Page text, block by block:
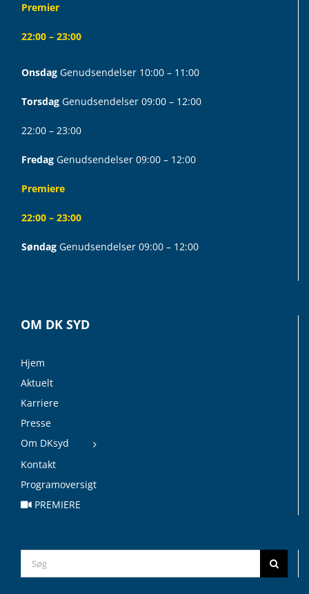
Premier
22:00 – 23:00
Onsdag Genudsendelser 10:00 – 11:00
Torsdag Genudsendelser 09:00 – 12:00
22:00 – 23:00
Fredag Genudsendelser 09:00 – 12:00
Premiere
22:00 – 23:00
Søndag Genudsendelser 09:00 – 12:00
OM DK SYD
Hjem
Aktuelt
Karriere
Presse
Om DKsyd
Kontakt
Programoversigt
PREMIERE
Search
for: